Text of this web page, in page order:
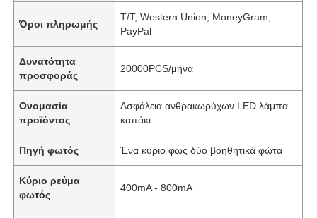
Όροι πληρωμής
Τ/Τ, Western Union, MoneyGram,
PayPal
Δυνατότητα
προσφοράς
20000PCS/μήνα
Ονομασία
προϊόντος
Ασφάλεια ανθρακωρύχων LED λάμπα
καπάκι
Πηγή φωτός Ένα κύριο φως δύο βοηθητικά φώτα
Κύριο ρεύμα
φωτός
400mA - 800mA